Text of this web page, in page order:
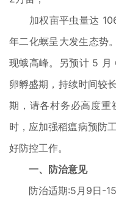
加权亩平虫量达
年二化螟呈大发生态势
现蛾高峰。另预计 5 月
卵孵盛期，持续时间较
期，请各村务必高度重
时，应加强稻瘟病预防
好防控工作。
一、防治意见
防治适期:5月9日-15